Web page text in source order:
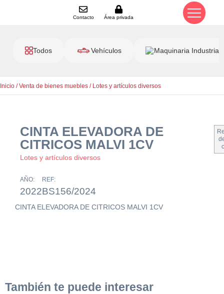
Contacto Área privada
Todos Vehículos Maquinaria Industrial
Inicio /Venta de bienes muebles / Lotes y artículos diversos
CINTA ELEVADORA DE
CITRICOS MALVI 1CV
Lotes y artículos diversos
AÑO:
2022
REF:
BS156/2024
CINTA ELEVADORA DE CITRICOS MALVI 1CV
También te puede interesar